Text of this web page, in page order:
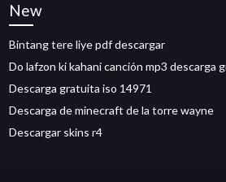
New
Bintang tere liye pdf descargar
Do lafzon ki kahani canción mp3 descarga
Descarga gratuita iso 14971
Descarga de minecraft de la torre wayne
Descargar skins r4